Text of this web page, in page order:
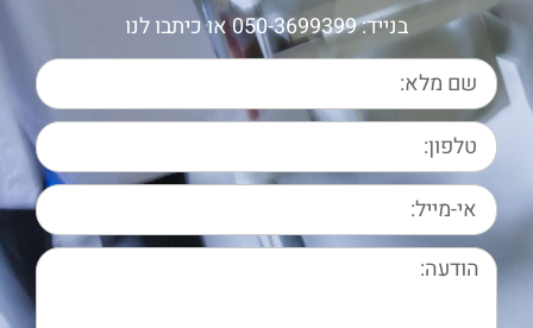
בנייד: 050-3699399 או כיתבו לנו